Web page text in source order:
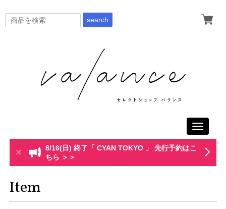
search
Toggle
8/16(日) 終了「 CYAN TOKYO 」 先行予約はこ
ちら ＞＞
Item